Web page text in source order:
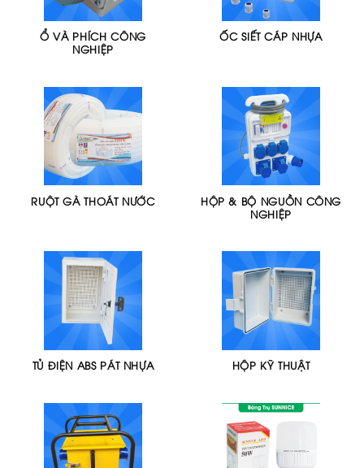
Ổ VÀ PHÍCH CÔNG
NGHIỆP
ỐC SIẾT CÁP NHỰA
RUỘT GÀ THOÁT NƯỚC
HỘP & BỘ NGUỒN CÔNG
NGHIỆP
TỦ ĐIỆN ABS PÁT NHỰA HỘP KỸ THUẬT